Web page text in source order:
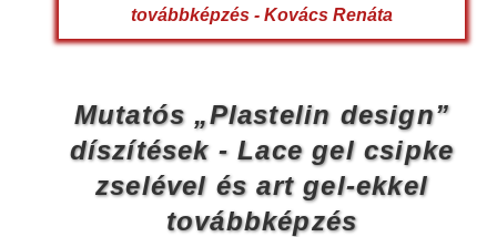
Mutatós „Plastelin design”
díszítések - Lace gel csipke
zselével és art gel-ekkel
továbbképzés